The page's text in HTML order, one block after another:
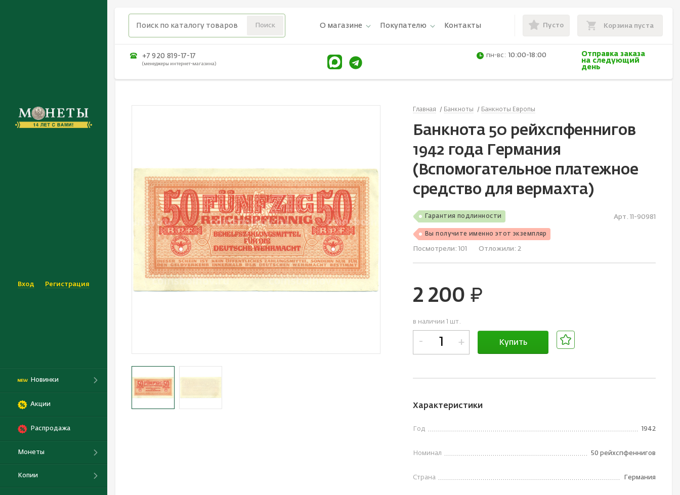
Вход Регистрация
Новинки
Акции
Распродажа
Монеты
Копии
О магазине Покупателю Контакты Пусто Корзина пуста
+7 920 819-17-17
(менеджеры интернет-магазина)
пн-вс: 10:00-18:00
Отправка заказа
на следующий
день
Главная Банкноты Банкноты Европы
Банкнота 50 рейхспфеннигов
1942 года Германия
(Вспомогательное платежное
средство для вермахта)
Гарантия подлинности
Вы получите именно этот экземпляр
Арт. 11-90981
Посмотрели: 101 Отложили: 2
2 200 руб.
в наличии 1 шт.
- + Купить
Характеристики
Год 1942
Номинал 50 рейхспфеннигов
Страна Германия